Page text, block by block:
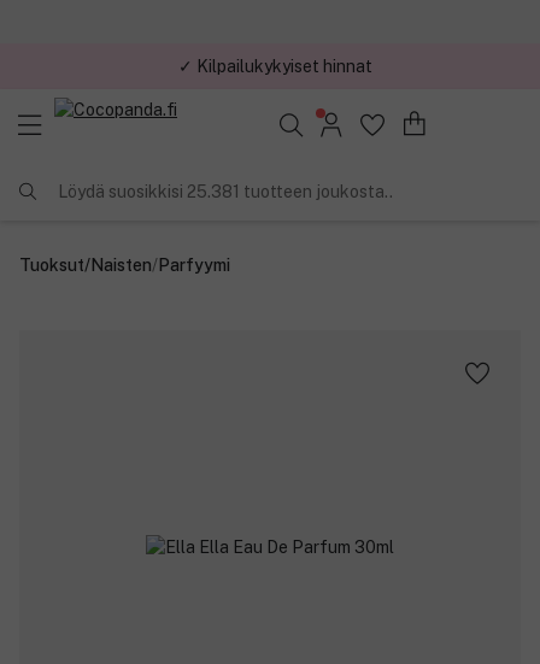
✓ Kilpailukykyiset hinnat
Löydä suosikkisi 25.381 tuotteen joukosta..
Tuoksut/Naisten/Parfyymi